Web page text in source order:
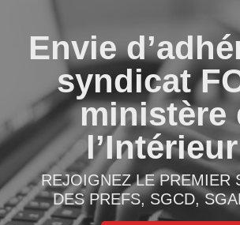
Envie
syndicat
ministère
REJOIGNEZ LE PREMIER
DES PREFS, SGCD,